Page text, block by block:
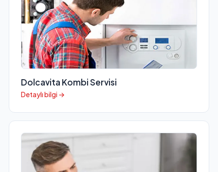
Dolcavita Kombi Servisi
Detaylı bilgi →